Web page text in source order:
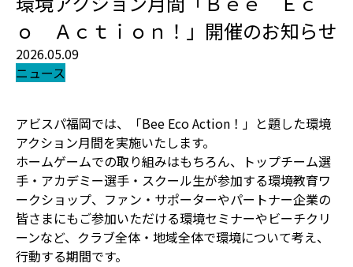
ｏ Ａｃｔｉｏｎ！」開催のお知らせ
2026.05.09
ニュース
アビスパ福岡では、「Bee Eco Action！」と題した環境
アクション月間を実施いたします。
ホームゲームでの取り組みはもちろん、トップチーム選
手・アカデミー選手・スクール生が参加する環境教育ワ
ークショップ、ファン・サポーターやパートナー企業の
皆さまにもご参加いただける環境セミナーやビーチクリ
ーンなど、クラブ全体・地域全体で環境について考え、
行動する期間です。